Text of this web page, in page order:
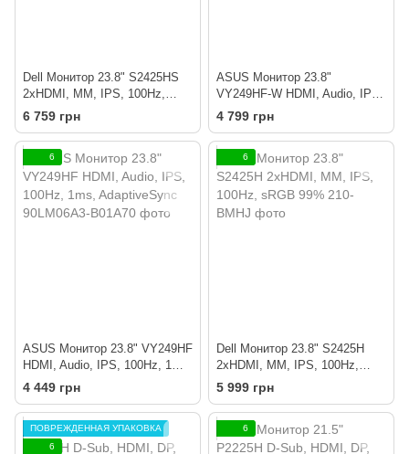
Dell Монитор 23.8" S2425HS
2xHDMI, MM, IPS, 100Hz,
sRGB 99%, Pivot
6 759 грн
ASUS Монитор 23.8"
VY249HF-W HDMI, Audio, IPS,
100Hz, 1ms, AdaptiveSync,
4 799 грн
6
ASUS Монитор 23.8" VY249HF
HDMI, Audio, IPS, 100Hz, 1ms,
AdaptiveSync
4 449 грн
6
Dell Монитор 23.8" S2425H
2xHDMI, MM, IPS, 100Hz,
sRGB 99%
5 999 грн
ПОВРЕЖДЕННАЯ УПАКОВКА
6
6